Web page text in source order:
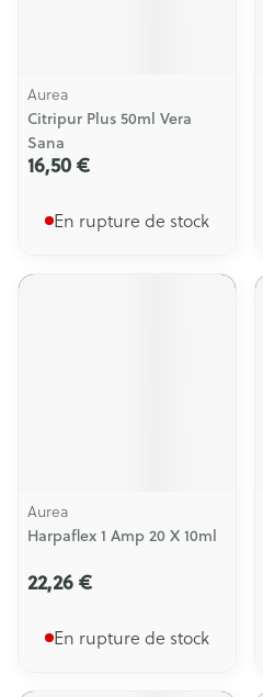
Aurea
Citripur Plus 50ml Vera
Sana
16,50 €
En rupture de stock
Aurea
Harpaflex 1 Amp 20 X 10ml
22,26 €
En rupture de stock